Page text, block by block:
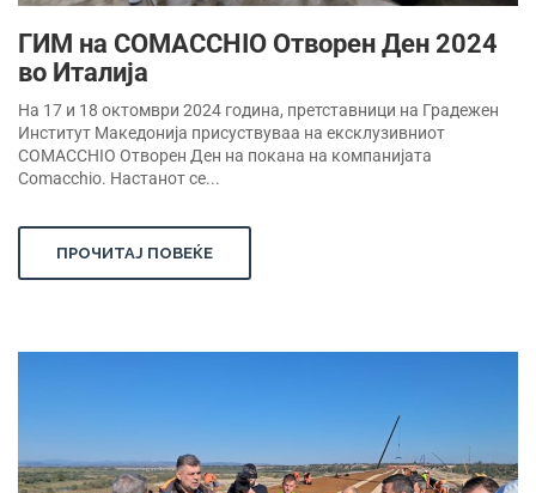
ГИМ на COMACCHIO Отворен Ден 2024
во Италија
На 17 и 18 октомври 2024 година, претставници на Градежен
Институт Македонија присуствуваа на ексклузивниот
COMACCHIO Отворен Ден на покана на компанијата
Comacchio. Настанот се...
ПРОЧИТАЈ ПОВЕЌЕ